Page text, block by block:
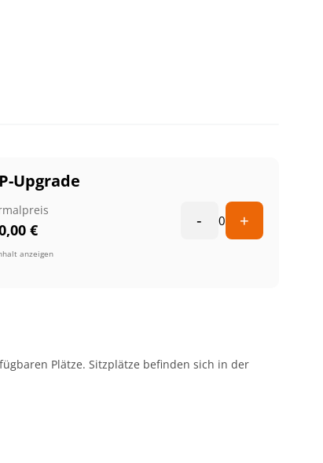
Upgrade
€ - 0 +
anzeigen
Plätze. Sitzplätze befinden sich in der